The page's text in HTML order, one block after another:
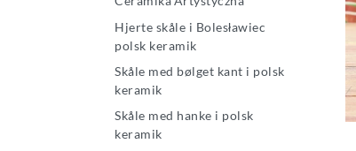
Hjerte skåle i Bolesławiec
polsk keramik
Skåle med bølget kant i polsk
keramik
Skåle med hanke i polsk
keramik